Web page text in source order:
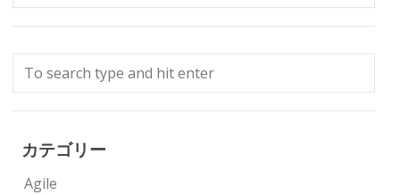
カテゴリー
Agile